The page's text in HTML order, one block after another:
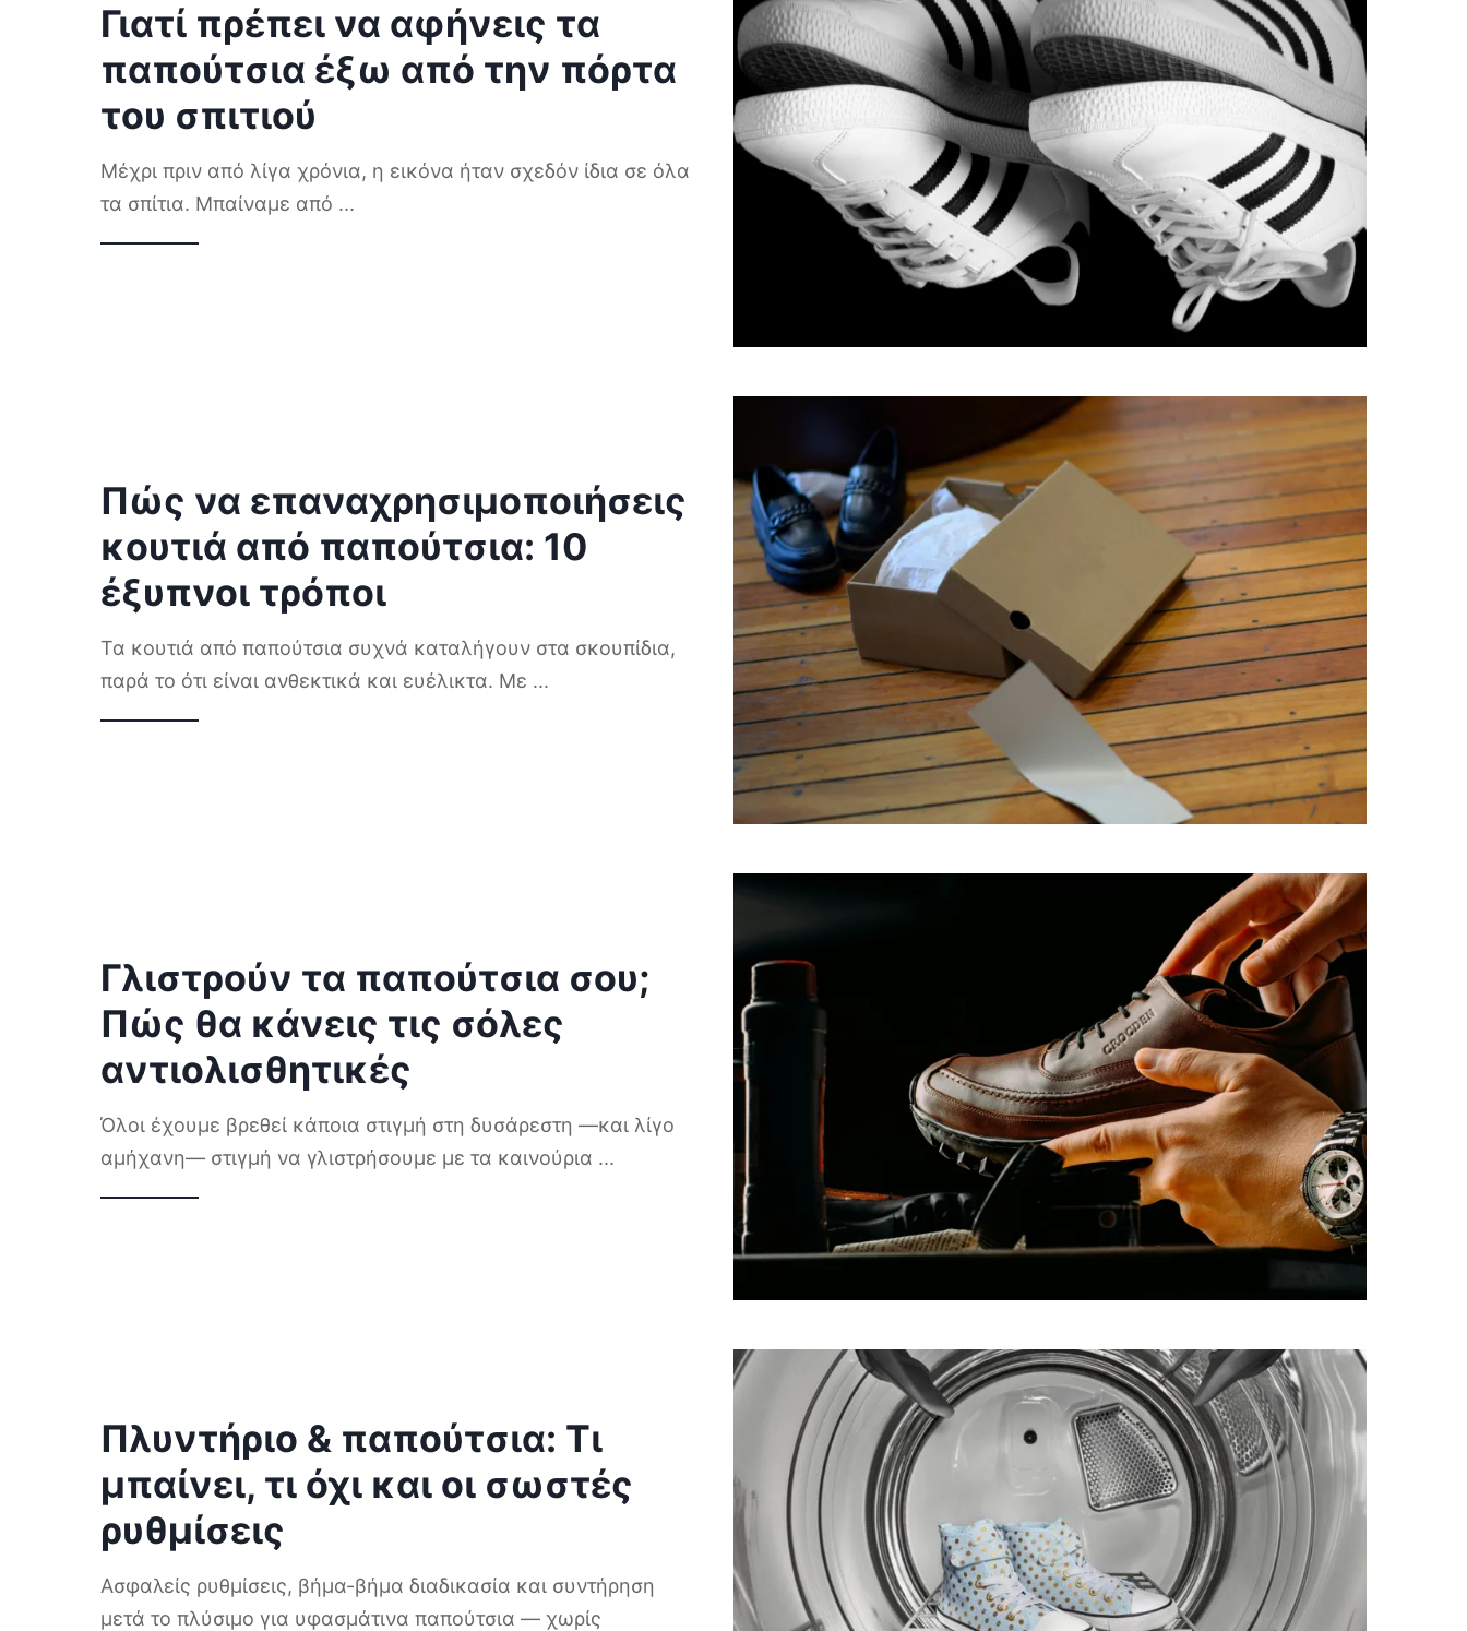
Γιατί πρέπει να αφήνεις τα
παπούτσια έξω από την πόρτα
του σπιτιού
Μέχρι πριν από λίγα χρόνια, η εικόνα ήταν σχεδόν ίδια σε όλα
τα σπίτια. Μπαίναμε από ...
Πώς να επαναχρησιμοποιήσεις
κουτιά από παπούτσια: 10
έξυπνοι τρόποι
Τα κουτιά από παπούτσια συχνά καταλήγουν στα σκουπίδια,
παρά το ότι είναι ανθεκτικά και ευέλικτα. Με ...
Γλιστρούν τα παπούτσια σου;
Πώς θα κάνεις τις σόλες
αντιολισθητικές
Όλοι έχουμε βρεθεί κάποια στιγμή στη δυσάρεστη —και λίγο
αμήχανη— στιγμή να γλιστρήσουμε με τα καινούρια ...
Πλυντήριο & παπούτσια: Τι
μπαίνει, τι όχι και οι σωστές
ρυθμίσεις
Ασφαλείς ρυθμίσεις, βήμα-βήμα διαδικασία και συντήρηση
μετά το πλύσιμο για υφασμάτινα παπούτσια — χωρίς